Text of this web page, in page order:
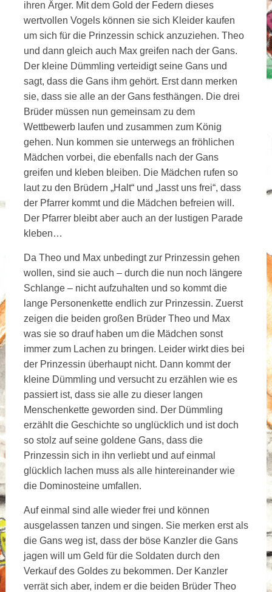
ihren Ärger. Mit dem Gold der Federn dieses
wertvollen Vogels können sie sich Kleider kaufen
um sich für die Prinzessin schick anzuziehen. Theo
und dann gleich auch Max greifen nach der Gans.
Der kleine Dümmling verteidigt seine Gans und
sagt, dass die Gans ihm gehört. Erst dann merken
sie, dass sie alle an der Gans festhängen. Die drei
Brüder müssen nun gemeinsam zu dem
Wettbewerb laufen und zusammen zum König
gehen. Nun kommen sie unterwegs an fröhlichen
Mädchen vorbei, die ebenfalls nach der Gans
greifen und kleben bleiben. Die Mädchen rufen so
laut zu den Brüdern „Halt“ und „lasst uns frei“, dass
der Pfarrer kommt und die Mädchen befreien will.
Der Pfarrer bleibt aber auch an der lustigen Parade
kleben…
Da Theo und Max unbedingt zur Prinzessin gehen
wollen, sind sie auch – durch die nun noch längere
Schlange – nicht aufzuhalten und so kommt die
lange Personenkette endlich zur Prinzessin. Zuerst
zeigen die beiden großen Brüder Theo und Max
was sie so drauf haben um die Mädchen sonst
immer zum Lachen zu bringen. Leider wirkt dies bei
der Prinzessin überhaupt nicht. Dann kommt der
kleine Dümmling und versucht zu erzählen wie es
passiert ist, dass sie alle zu dieser langen
Menschenkette geworden sind. Der Dümmling
erzählt die Geschichte so unglücklich und ist doch
so stolz auf seine goldene Gans, dass die
Prinzessin sich in ihn verliebt und auf einmal
glücklich lachen muss als alle hintereinander wie
die Dominosteine umfallen.
Auf einmal sind alle wieder frei und können
ausgelassen tanzen und singen. Sie merken erst als
die Gans weg ist, dass der böse Kanzler die Gans
jagen will um Geld für die Soldaten durch den
Verkauf des Goldes zu bekommen. Der Kanzler
verrät sich aber, indem er die beiden Brüder Theo